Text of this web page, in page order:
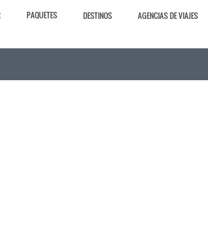
PAQUETES DESTINOS AGENCIAS DE VIAJES